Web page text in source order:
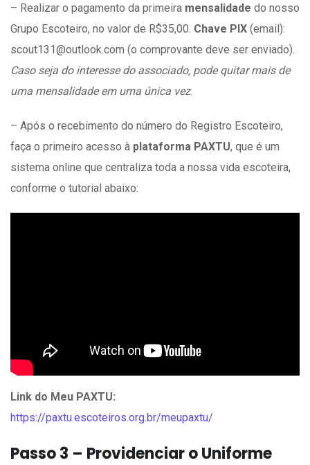
– Realizar o pagamento da primeira mensalidade do nosso
Grupo Escoteiro, no valor de R$35,00. Chave PIX (email):
scout131@outlook.com (o comprovante deve ser enviado).
Caso seja do interesse do associado, pode quitar mais de
uma mensalidade em uma única vez.
– Após o recebimento do número do Registro Escoteiro,
faça o primeiro acesso à plataforma PAXTU, que é um
sistema online que centraliza toda a nossa vida escoteira,
conforme o tutorial abaixo:
Link do Meu PAXTU:
https://paxtu.escoteiros.org.br/meupaxtu/
Passo 3 – Providenciar o Uniforme